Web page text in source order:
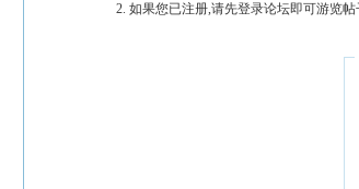
如果您已注册,请先登录论坛即可游览帖